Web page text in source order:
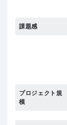
課題感
プロジェクト規
模